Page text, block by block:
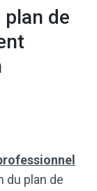
de
du plan de